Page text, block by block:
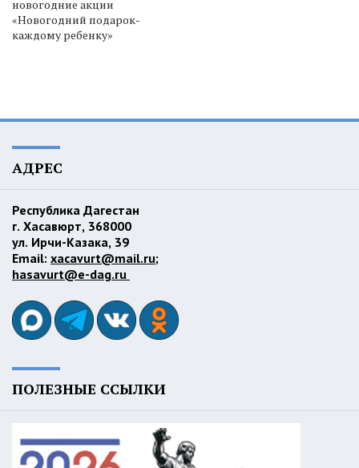
новогодние акции
«Новогодний подарок-
каждому ребенку»
АДРЕС
Республика Дагестан
г. Хасавюрт, 368000
ул. Ирчи-Казака, 39
Email: xacavurt@mail.ru;
hasavurt@e-dag.ru
ПОЛЕЗНЫЕ ССЫЛКИ